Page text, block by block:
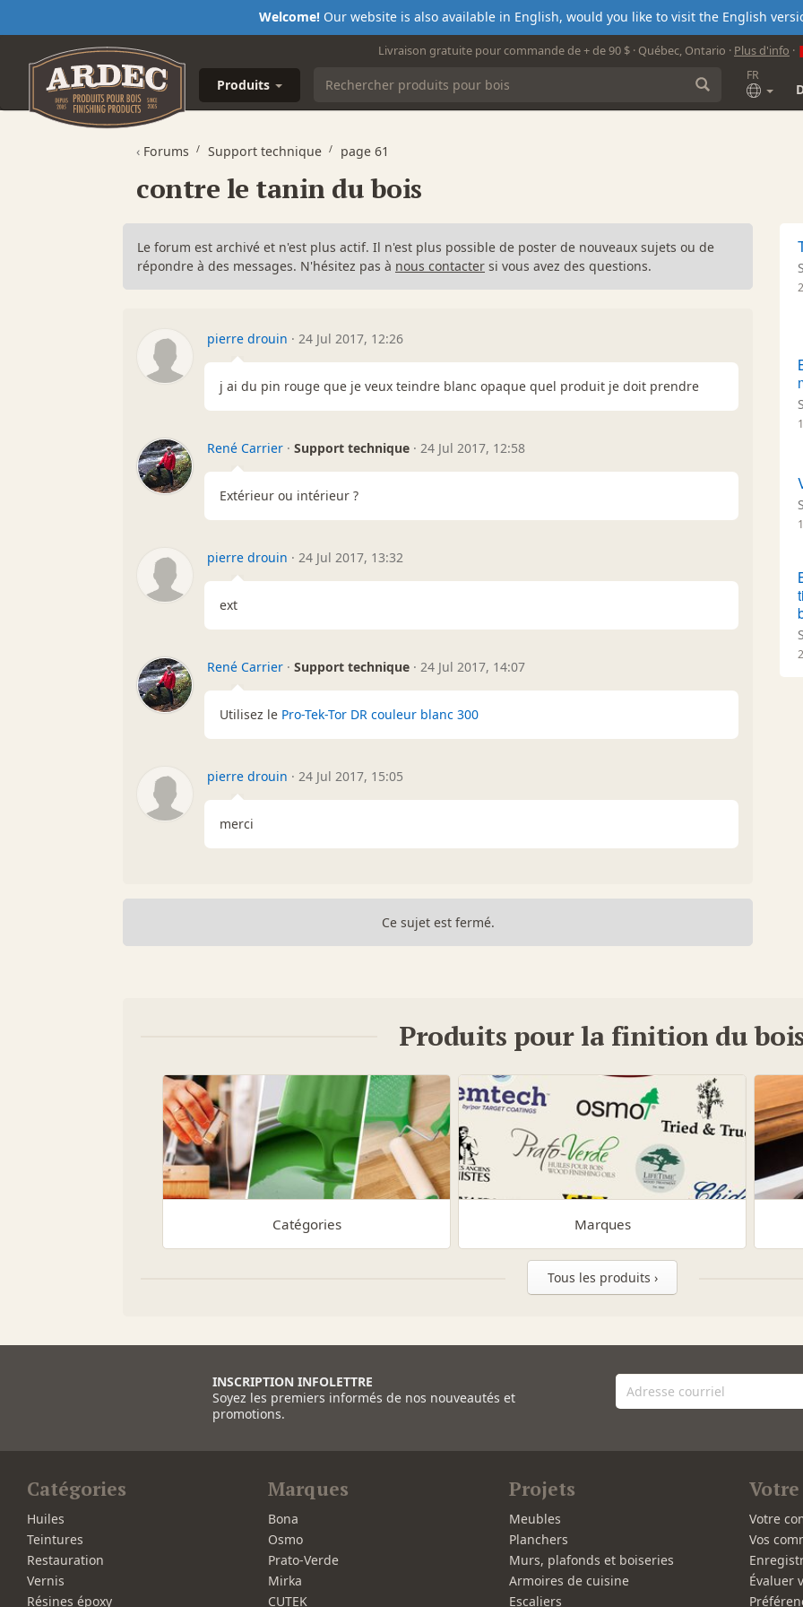
Welcome!Our website is also available in English, would you like to visit the English
Livraison gratuite pour commande de + de 90 $ · Québec, Ontario · Plus d'info ·
Produits
FR
‹ Forums Support technique page 61
contre le tanin du bois
Le forum est archivé et n'est plus actif. Il n'est plus possible de poster de nouveaux sujets ou de
répondre à des messages. N'hésitez pas à nous contacter si vous avez des questions.
pierre drouin · 24 Jul 2017, 12:26
j ai du pin rouge que je veux teindre blanc opaque quel produit je doit prendre
René Carrier · Support technique · 24 Jul 2017, 12:58
Extérieur ou intérieur ?
pierre drouin · 24 Jul 2017, 13:32
ext
René Carrier · Support technique · 24 Jul 2017, 14:07
Utilisez le Pro-Tek-Tor DR couleur blanc 300
pierre drouin · 24 Jul 2017, 15:05
merci
Ce sujet est fermé.
Produits pour la finition du
Catégories Marques
Tous les produits ›
INSCRIPTION INFOLETTRE
Soyez les premiers informés de nos nouveautés et
promotions.
Catégories
Huiles
Teintures
Restauration
Vernis
Résines époxy
Marques
Bona
Osmo
Prato-Verde
Mirka
CUTEK
Projets
Meubles
Planchers
Murs, plafonds et boiseries
Armoires de cuisine
Escaliers
Votre
Vos
Évaluer